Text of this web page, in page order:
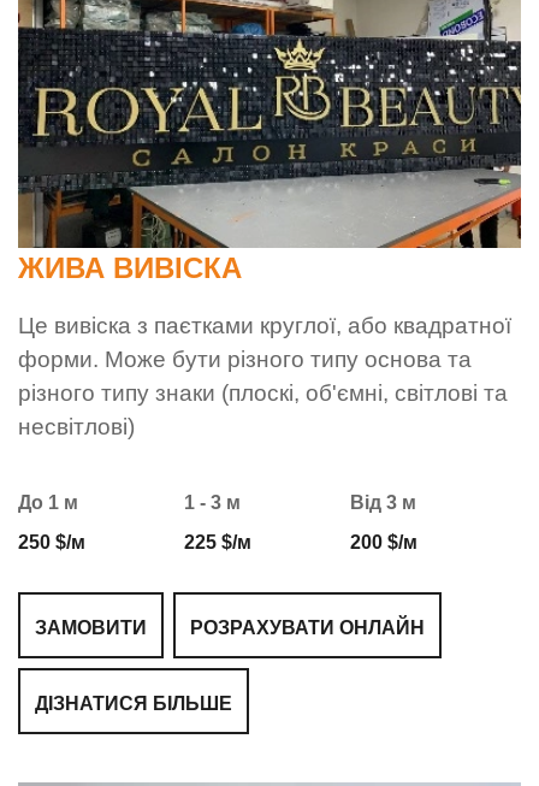
ЖИВА ВИВІСКА
Це вивіска з паєтками круглої, або квадратної
форми. Може бути різного типу основа та
різного типу знаки (плоскі, об'ємні, світлові та
несвітлові)
До 1 м
250 $/м
1 - 3 м
225 $/м
Від 3 м
200 $/м
ЗАМОВИТИ РОЗРАХУВАТИ ОНЛАЙН
ДІЗНАТИСЯ БІЛЬШЕ